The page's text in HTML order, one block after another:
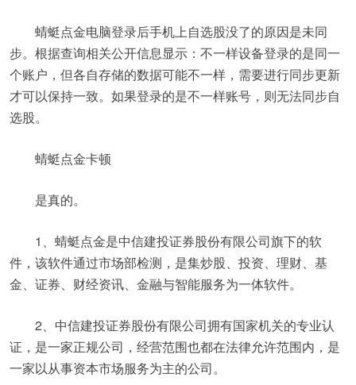
蜻蜓点金电脑登录后手机上自选股没了的原因是未同
步。根据查询相关公开信息显示：不一样设备登录的是同一
个账户，但各自存储的数据可能不一样，需要进行同步更新
才可以保持一致。如果登录的是不一样账号，则无法同步自
选股。
蜻蜓点金卡顿
是真的。
1、蜻蜓点金是中信建投证券股份有限公司旗下的软
件，该软件通过市场部检测，是集炒股、投资、理财、基
金、证券、财经资讯、金融与智能服务为一体软件。
2、中信建投证券股份有限公司拥有国家机关的专业认
证，是一家正规公司，经营范围也都在法律允许范围内，是
一家以从事资本市场服务为主的公司。